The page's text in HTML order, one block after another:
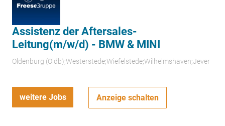
Assistenz der Aftersales-
Leitung(m/w/d) - BMW & MINI
Oldenburg (Oldb);Westerstede;Wiefelstede;Wilhelmshaven;Jever
weitere Jobs Anzeige schalten